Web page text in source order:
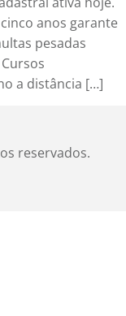
anos garante
pesadas
a distância […]
reservados.